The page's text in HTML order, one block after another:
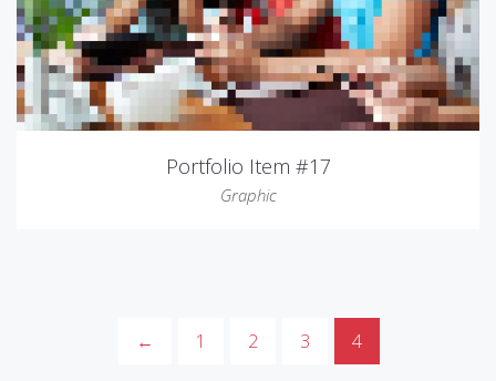
Portfolio Item #17
Graphic
← 1 2 3 4